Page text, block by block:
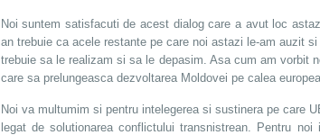
Noi suntem satisfacuti de acest dialog care a avut loc
an trebuie ca acele restante pe care noi astazi le-am auzit
trebuie sa le realizam si sa le depasim. Asa cum am vorbit
care sa prelungeasca dezvoltarea Moldovei pe calea
Noi va multumim si pentru intelegerea si sustinera pe care
legat de solutionarea conflictului transnistrean. Pentru